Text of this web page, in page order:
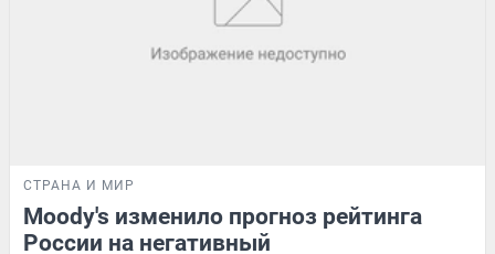
СТРАНА И МИР
Moody's изменило прогноз рейтинга
России на негативный